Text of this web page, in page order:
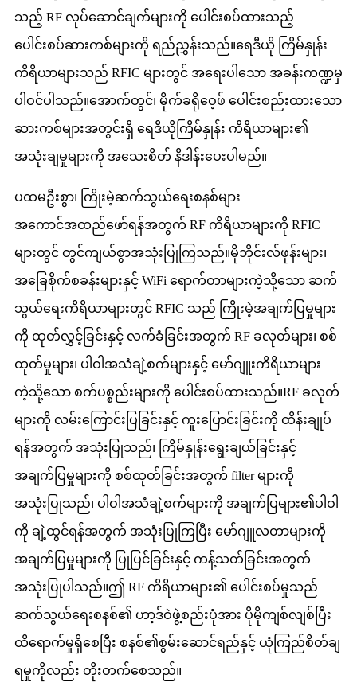
သည့် RF လုပ်ဆောင်ချက်များကို ပေါင်းစပ်ထားသည့်
ပေါင်းစပ်ဆားကစ်များကို ရည်ညွှန်းသည်။ရေဒီယို ကြိမ်နှုန်း
ကိရိယာများသည် RFIC များတွင် အရေးပါသော အခန်းကဏ္ဍမှ
ပါဝင်ပါသည်။အောက်တွင်၊ မိုက်ခရိုဝေ့ဖ် ပေါင်းစည်းထားသော
ဆားကစ်များအတွင်းရှိ ရေဒီယိုကြိမ်နှုန်း ကိရိယာများ၏
အသုံးချမှုများကို အသေးစိတ် နိဒါန်းပေးပါမည်။
ပထမဦးစွာ၊ ကြိုးမဲ့ဆက်သွယ်ရေးစနစ်များ
အကောင်အထည်ဖော်ရန်အတွက် RF ကိရိယာများကို RFIC
များတွင် တွင်ကျယ်စွာအသုံးပြုကြသည်။မိုဘိုင်းလ်ဖုန်းများ၊
အခြေစိုက်စခန်းများနှင့် WiFi ရောက်တာများကဲ့သို့သော ဆက်
သွယ်ရေးကိရိယာများတွင် RFIC သည် ကြိုးမဲ့အချက်ပြမှုများ
ကို ထုတ်လွှင့်ခြင်းနှင့် လက်ခံခြင်းအတွက် RF ခလုတ်များ၊ စစ်
ထုတ်မှုများ၊ ပါဝါအသံချဲ့စက်များနှင့် မော်ဂျူးကိရိယာများ
ကဲ့သို့သော စက်ပစ္စည်းများကို ပေါင်းစပ်ထားသည်။RF ခလုတ်
များကို လမ်းကြောင်းပြခြင်းနှင့် ကူးပြောင်းခြင်းကို ထိန်းချုပ်
ရန်အတွက် အသုံးပြုသည်၊ ကြိမ်နှုန်းရွေးချယ်ခြင်းနှင့်
အချက်ပြမှုများကို စစ်ထုတ်ခြင်းအတွက် filter များကို
အသုံးပြုသည်၊ ပါဝါအသံချဲ့စက်များကို အချက်ပြများ၏ပါဝါ
ကို ချဲ့ထွင်ရန်အတွက် အသုံးပြုကြပြီး မော်ဂျူလတာများကို
အချက်ပြမှုများကို ပြုပြင်ခြင်းနှင့် ကန့်သတ်ခြင်းအတွက်
အသုံးပြုပါသည်။ဤ RF ကိရိယာများ၏ ပေါင်းစပ်မှုသည်
ဆက်သွယ်ရေးစနစ်၏ ဟာ့ဒ်ဝဲဖွဲ့စည်းပုံအား ပိုမိုကျစ်လျစ်ပြီး
ထိရောက်မှုရှိစေပြီး စနစ်၏စွမ်းဆောင်ရည်နှင့် ယုံကြည်စိတ်ချ
ရမှုကိုလည်း တိုးတက်စေသည်။